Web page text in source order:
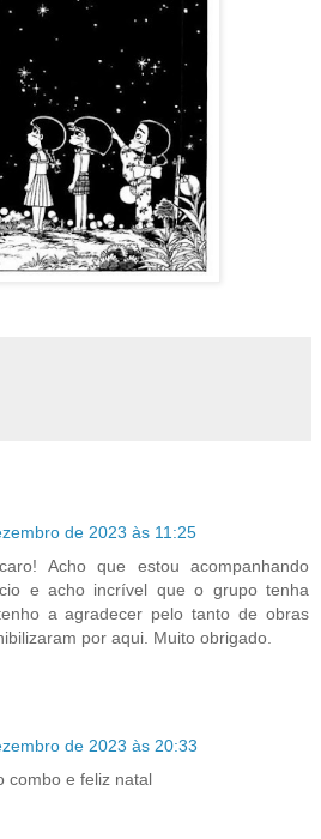
de 2023 às 11:25
Acho que estou acompanhando
e acho incrível que o grupo tenha
a agradecer pelo tanto de obras
por aqui. Muito obrigado.
de 2023 às 20:33
combo e feliz natal